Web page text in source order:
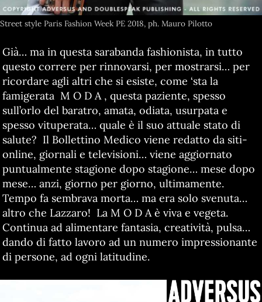
Street style Paris Fashion Week PE 2018, ph. Mauro Pilotto
Già… ma in questa sarabanda fashionista, in tutto
questo correre per rinnovarsi, per mostrarsi… per
ricordare agli altri che si esiste, come ‘sta la
famigerata M O D A , questa paziente, spesso
sull’orlo del baratro, amata, odiata, usurpata e
spesso vituperata… quale è il suo attuale stato di
salute? Il Bollettino Medico viene redatto da siti-
online, giornali e televisioni… viene aggiornato
puntualmente stagione dopo stagione… mese dopo
mese… anzi, giorno per giorno, ultimamente.
Tempo fa sembrava morta… ma era solo svenuta…
altro che Lazzaro! La M O D A è viva e vegeta.
Continua ad alimentare fantasia, creatività, pulsa…
dando di fatto lavoro ad un numero impressionante
di persone, ad ogni latitudine.